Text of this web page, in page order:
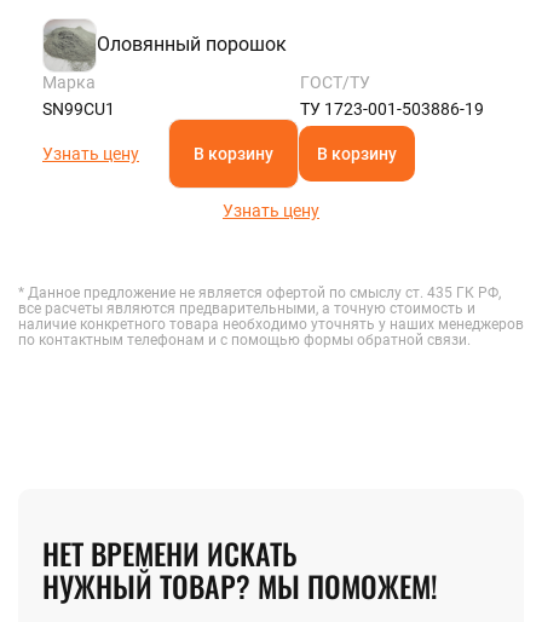
Оловянный порошок
Марка
SN99CU1
ГОСТ/ТУ
ТУ 1723-001-503886-19
Узнать цену В корзину В корзину
Узнать цену
* Данное предложение не является офертой по смыслу ст. 435 ГК РФ,
все расчеты являются предварительными, а точную стоимость и
наличие конкретного товара необходимо уточнять у наших менеджеров
по контактным телефонам и с помощью формы обратной связи.
НЕТ ВРЕМЕНИ ИСКАТЬ
НУЖНЫЙ ТОВАР? МЫ ПОМОЖЕМ!